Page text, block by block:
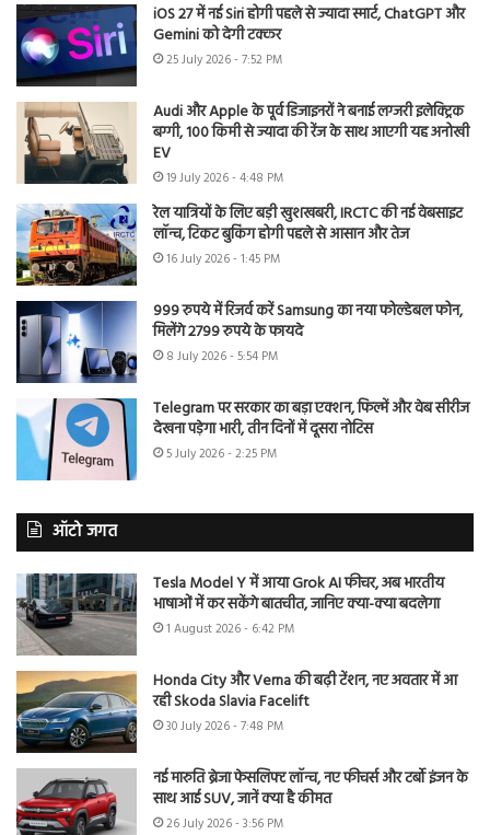
iOS 27 में नई Siri होगी पहले से ज्यादा स्मार्ट, ChatGPT और
Gemini को देगी टक्कर
25 July 2026 - 7:52 PM
Audi और Apple के पूर्व डिजाइनरों ने बनाई लग्जरी इलेक्ट्रिक
बग्गी, 100 किमी से ज्यादा की रेंज के साथ आएगी यह अनोखी
EV
19 July 2026 - 4:48 PM
रेल यात्रियों के लिए बड़ी खुशखबरी, IRCTC की नई वेबसाइट
लॉन्च, टिकट बुकिंग होगी पहले से आसान और तेज
16 July 2026 - 1:45 PM
999 रुपये में रिजर्व करें Samsung का नया फोल्डेबल फोन,
मिलेंगे 2799 रुपये के फायदे
8 July 2026 - 5:54 PM
Telegram पर सरकार का बड़ा एक्शन, फिल्में और वेब सीरीज
देखना पड़ेगा भारी, तीन दिनों में दूसरा नोटिस
5 July 2026 - 2:25 PM
ऑटो जगत
Tesla Model Y में आया Grok AI फीचर, अब भारतीय
भाषाओं में कर सकेंगे बातचीत, जानिए क्या-क्या बदलेगा
1 August 2026 - 6:42 PM
Honda City और Verna की बढ़ी टेंशन, नए अवतार में आ
रही Skoda Slavia Facelift
30 July 2026 - 7:48 PM
नई मारुति ब्रेजा फेसलिफ्ट लॉन्च, नए फीचर्स और टर्बो इंजन के
साथ आई SUV, जानें क्या है कीमत
26 July 2026 - 3:56 PM